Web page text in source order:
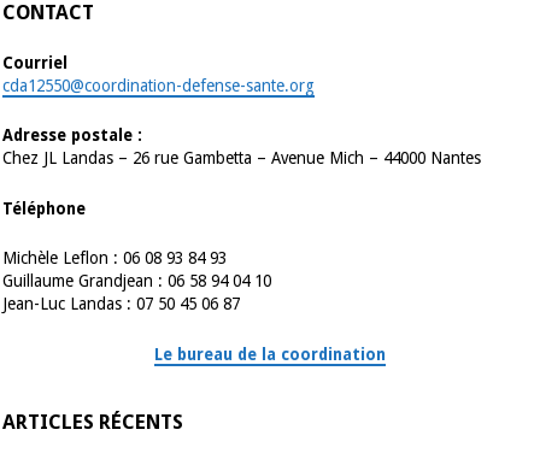
CONTACT
Courriel
cda12550@coordination-defense-sante.org
Adresse postale :
Chez JL Landas – 26 rue Gambetta – Avenue Mich – 44000 Nantes
Téléphone
Michèle Leflon : 06 08 93 84 93
Guillaume Grandjean : 06 58 94 04 10
Jean-Luc Landas : 07 50 45 06 87
Le bureau de la coordination
ARTICLES RÉCENTS